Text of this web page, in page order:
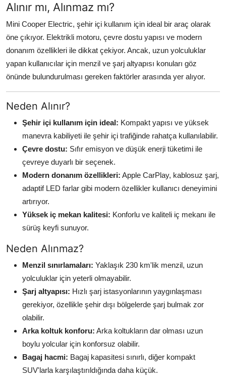
Alınır mı, Alınmaz mı?
Mini Cooper Electric, şehir içi kullanım için ideal bir araç olarak
öne çıkıyor. Elektrikli motoru, çevre dostu yapısı ve modern
donanım özellikleri ile dikkat çekiyor. Ancak, uzun yolculuklar
yapan kullanıcılar için menzil ve şarj altyapısı konuları göz
önünde bulundurulması gereken faktörler arasında yer alıyor.
Neden Alınır?
Şehir içi kullanım için ideal: Kompakt yapısı ve yüksek
manevra kabiliyeti ile şehir içi trafiğinde rahatça kullanılabilir.
Çevre dostu: Sıfır emisyon ve düşük enerji tüketimi ile
çevreye duyarlı bir seçenek.
Modern donanım özellikleri: Apple CarPlay, kablosuz şarj,
adaptif LED farlar gibi modern özellikler kullanıcı deneyimini
artırıyor.
Yüksek iç mekan kalitesi: Konforlu ve kaliteli iç mekanı ile
sürüş keyfi sunuyor.
Neden Alınmaz?
Menzil sınırlamaları: Yaklaşık 230 km'lik menzil, uzun
yolculuklar için yeterli olmayabilir.
Şarj altyapısı: Hızlı şarj istasyonlarının yaygınlaşması
gerekiyor, özellikle şehir dışı bölgelerde şarj bulmak zor
olabilir.
Arka koltuk konforu: Arka koltukların dar olması uzun
boylu yolcular için konforsuz olabilir.
Bagaj hacmi: Bagaj kapasitesi sınırlı, diğer kompakt
SUV'larla karşılaştırıldığında daha küçük.